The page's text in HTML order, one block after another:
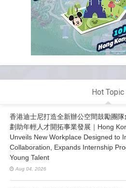
Hot Topic
香港迪士尼打造全新辦公空間鼓勵團
劃助年輕人才開拓事業發展｜Hong
Unveils New Workplace Designed to
Collaboration, Expands Internship
Young Talent
Aug 04, 2026